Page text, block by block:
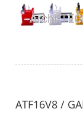
ATF16V8 /